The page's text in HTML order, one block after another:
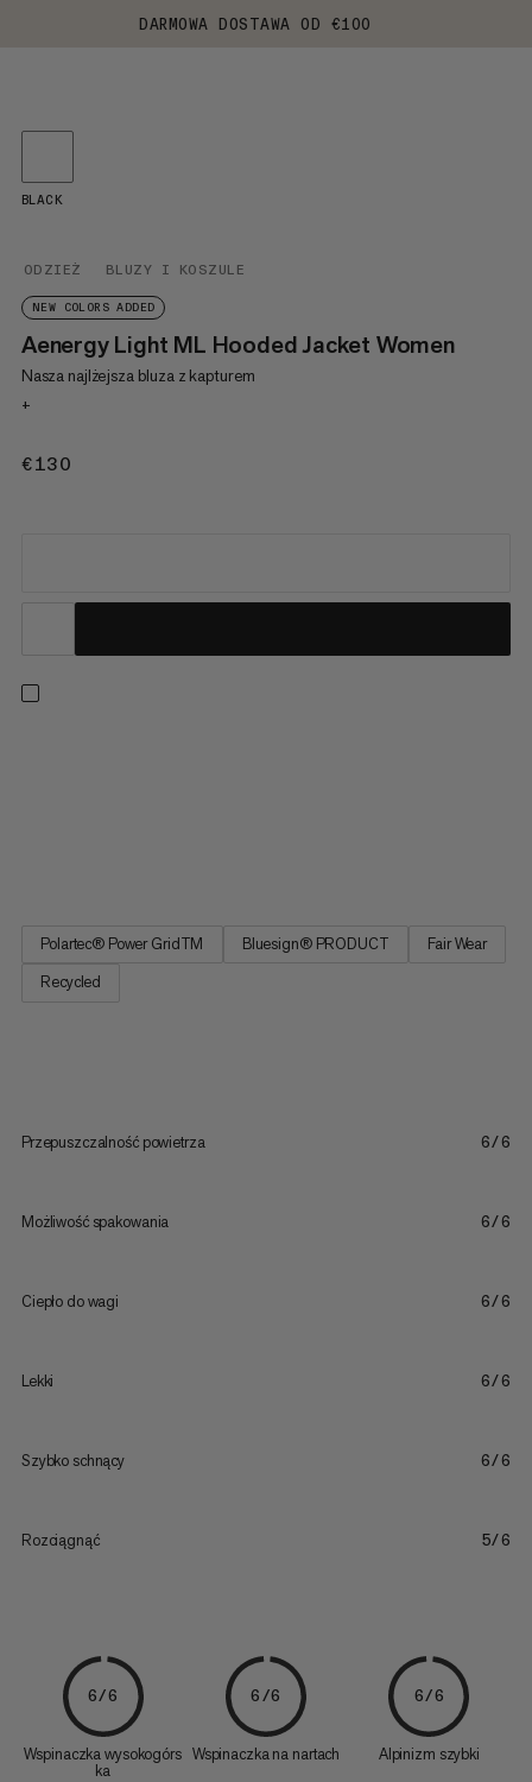
DARMOWA DOSTAWA OD €100
ODZIEŻ BLUZY I KOSZULE
NEW COLORS ADDED
Aenergy Light ML Hooded Jacket Women
Nasza najlżejsza bluza z kapturem
+
€130
BLACK
Polartec® Power GridTM Bluesign® PRODUCT
Fair Wear
Recycled
Przepuszczalność powietrza 6/6
Możliwość spakowania 6/6
Ciepło do wagi 6/6
Lekki 6/6
Szybko schnący 6/6
Rozciągnąć 5/6
6/6
Wspinaczka wysokogórs
ka
6/6
Wspinaczka na nartach
6/6
Alpinizm szybki